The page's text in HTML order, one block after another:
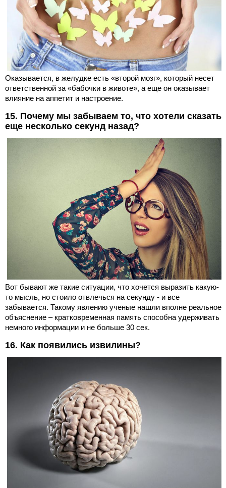
Оказывается, в желудке есть «второй мозг», который несет
ответственной за «бабочки в животе», а еще он оказывает
влияние на аппетит и настроение.
15. Почему мы забываем то, что хотели сказать
еще несколько секунд назад?
Вот бывают же такие ситуации, что хочется выразить какую-
то мысль, но стоило отвлечься на секунду - и все
забывается. Такому явлению ученые нашли вполне реальное
объяснение – кратковременная память способна удерживать
немного информации и не больше 30 сек.
16. Как появились извилины?